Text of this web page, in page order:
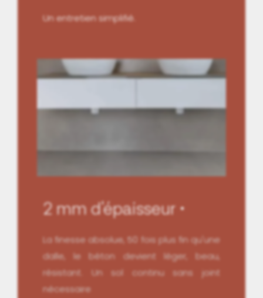
Un entretien simplifié.
2 mm d'épaisseur
La finesse absolue, 50 fois plus fin qu'une
dalle, le béton devient léger, beau,
résistant. Un sol continu sans joint
nécessaire